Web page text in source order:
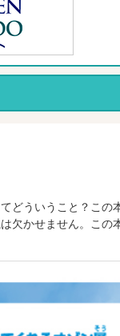
どういうこと？こ
欠かせません。この